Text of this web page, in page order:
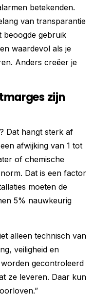
betekenden.
van transparantie
beoogde gebruik
waardevol als je
Anders creëer je
zijn
Dat hangt sterk af
afwijking van 1 tot
of chemische
Dat is een factor
moeten de
5% nauwkeurig
alleen technisch van
veiligheid en
gecontroleerd
ze leveren. Daar kun